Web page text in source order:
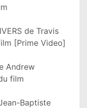
de Travis
[Prime Video]
Andrew
film
Baptiste